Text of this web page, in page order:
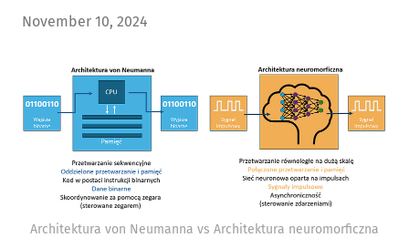
November 10, 2024
Architektura von Neumanna vs Architektura neuromorficzna